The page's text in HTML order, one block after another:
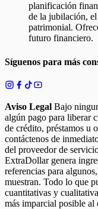
planificación
de la jubilación,
patrimonial.
futuro financiero.
Síguenos para más
Aviso Legal Bajo
algún pago para liberar
de crédito, préstamos u
contáctenos de
del proveedor de
ExtraDollar genera
referencias para
muestran. Todo lo que
cuantitativas y
más imparcial posible al